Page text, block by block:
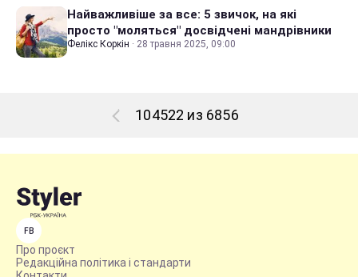
Найважливіше за все: 5 звичок, на які
просто "моляться" досвідчені мандрівники
Фелікс Коркін · 28 травня 2025, 09:00
104522 из 6856
FB
Про проєкт
Редакційна політика і стандарти